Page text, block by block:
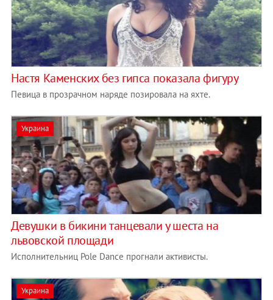
Настя Каменских без гипса показала фигуру
Певица в прозрачном наряде позировала на яхте.
Украина
Девушки в бикини танцевали у шеста на
львовской площади
Исполнительниц Pole Dance прогнали активисты.
Украина